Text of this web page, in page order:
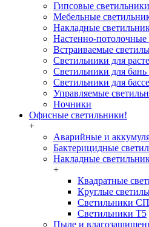
Гипсовые светильники
Мебельные
Накладные
Настенно-потолочные
Встраиваемые
Светильники для
Светильники для бань
Светильники для
Управляемые
Ночники
Офисные светильники!
+
Аварийные и
Бактерицидные
Накладные
+
Квадратные
Круглые
Светильники
Светильники Т5
Пыле и